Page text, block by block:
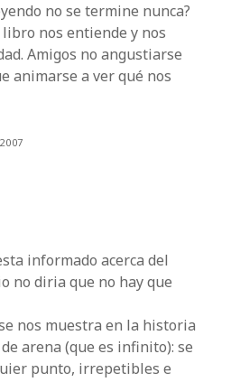
no se termine nunca?
libro nos entiende y nos
Amigos no angustiarse
animarse a ver qué nos
informado acerca del
no diria que no hay que
nos muestra en la historia
arena (que es infinito): se
punto, irrepetibles e